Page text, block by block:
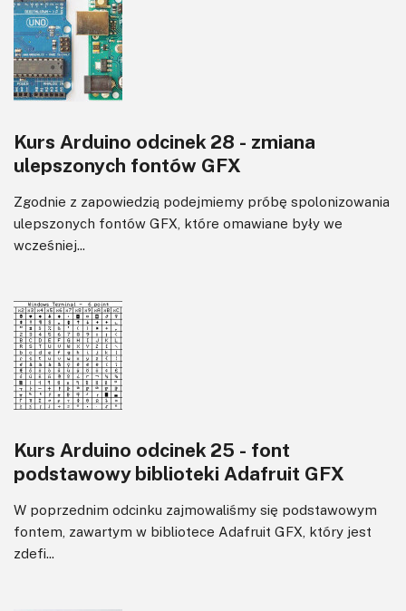
Kurs Arduino odcinek 28 - zmiana
ulepszonych fontów GFX
Zgodnie z zapowiedzią podejmiemy próbę spolonizowania
ulepszonych fontów GFX, które omawiane były we
wcześniej...
Kurs Arduino odcinek 25 - font
podstawowy biblioteki Adafruit GFX
W poprzednim odcinku zajmowaliśmy się podstawowym
fontem, zawartym w bibliotece Adafruit GFX, który jest
zdefi...